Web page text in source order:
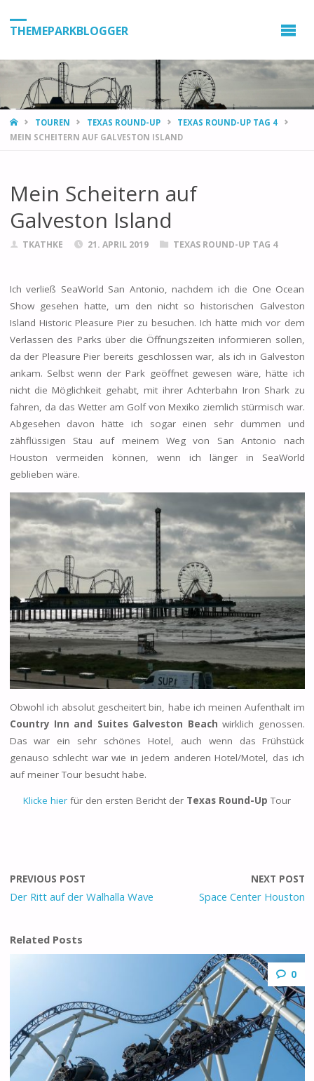
THEMEPARKBLOGGER
HOMETOUREN TEXAS ROUND-UP
TEXAS ROUND-UP TAG 4
MEIN SCHEITERN AUF GALVESTON ISLAND
Mein Scheitern auf
Galveston Island
TKATHKE 21. APRIL 2019 TEXAS ROUND-UP TAG 4
Ich verließ SeaWorld San Antonio, nachdem ich die One Ocean
Show gesehen hatte, um den nicht so historischen Galveston
Island Historic Pleasure Pier zu besuchen. Ich hätte mich vor dem
Verlassen des Parks über die Öffnungszeiten informieren sollen,
da der Pleasure Pier bereits geschlossen war, als ich in Galveston
ankam. Selbst wenn der Park geöffnet gewesen wäre, hätte ich
nicht die Möglichkeit gehabt, mit ihrer Achterbahn Iron Shark zu
fahren, da das Wetter am Golf von Mexiko ziemlich stürmisch war.
Abgesehen davon hätte ich sogar einen sehr dummen und
zähflüssigen Stau auf meinem Weg von San Antonio nach
Houston vermeiden können, wenn ich länger in SeaWorld
geblieben wäre.
Obwohl ich absolut gescheitert bin, habe ich meinen Aufenthalt im
Country Inn and Suites Galveston Beach wirklich genossen.
Das war ein sehr schönes Hotel, auch wenn das Frühstück
genauso schlecht war wie in jedem anderen Hotel/Motel, das ich
auf meiner Tour besucht habe.
Klicke hier für den ersten Bericht der Texas Round-Up Tour
PREVIOUS POST
Der Ritt auf der Walhalla Wave
NEXT POST
Space Center Houston
Related Posts
0